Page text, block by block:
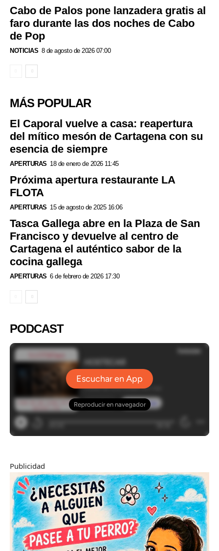
Cabo de Palos pone lanzadera gratis al
faro durante las dos noches de Cabo
de Pop
NOTICIAS 8 de agosto de 2026 07:00
MÁS POPULAR
El Caporal vuelve a casa: reapertura
del mítico mesón de Cartagena con su
esencia de siempre
APERTURAS 18 de enero de 2026 11:45
Próxima apertura restaurante LA
FLOTA
APERTURAS 15 de agosto de 2025 16:06
Tasca Gallega abre en la Plaza de San
Francisco y devuelve al centro de
Cartagena el auténtico sabor de la
cocina gallega
APERTURAS 6 de febrero de 2026 17:30
PODCAST
Publicidad